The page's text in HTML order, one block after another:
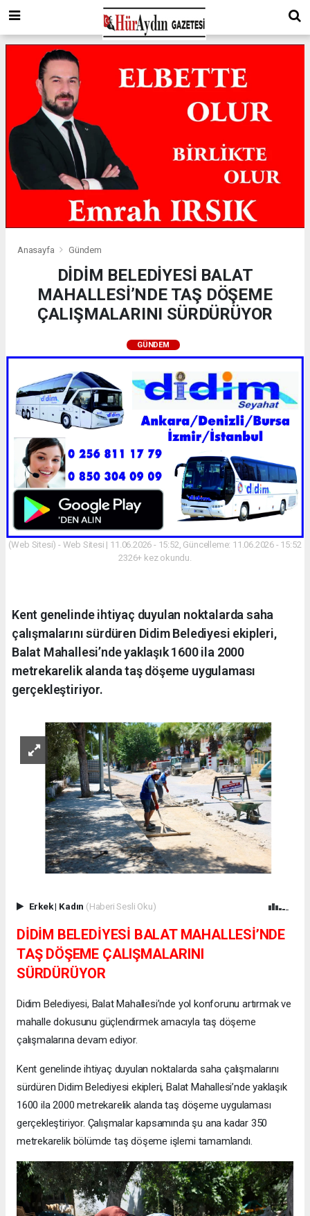
Anasayfa Gündem
DİDİM BELEDİYESİ BALAT
MAHALLESİ’NDE TAŞ DÖŞEME
ÇALIŞMALARINI SÜRDÜRÜYOR
GÜNDEM
(Web Sitesi) - Web Sitesi | 11.06.2026 - 15:52, Güncelleme: 11.06.2026 - 15:52
2326+ kez okundu.
Kent genelinde ihtiyaç duyulan noktalarda saha
çalışmalarını sürdüren Didim Belediyesi ekipleri,
Balat Mahallesi’nde yaklaşık 1600 ila 2000
metrekarelik alanda taş döşeme uygulaması
gerçekleştiriyor.
Erkek| Kadın (Haberi Sesli Oku)
DİDİM BELEDİYESİ BALAT MAHALLESİ’NDE
TAŞ DÖŞEME ÇALIŞMALARINI
SÜRDÜRÜYOR
Didim Belediyesi, Balat Mahallesi’nde yol konforunu artırmak ve
mahalle dokusunu güçlendirmek amacıyla taş döşeme
çalışmalarına devam ediyor.
Kent genelinde ihtiyaç duyulan noktalarda saha çalışmalarını
sürdüren Didim Belediyesi ekipleri, Balat Mahallesi’nde yaklaşık
1600 ila 2000 metrekarelik alanda taş döşeme uygulaması
gerçekleştiriyor. Çalışmalar kapsamında şu ana kadar 350
metrekarelik bölümde taş döşeme işlemi tamamlandı.